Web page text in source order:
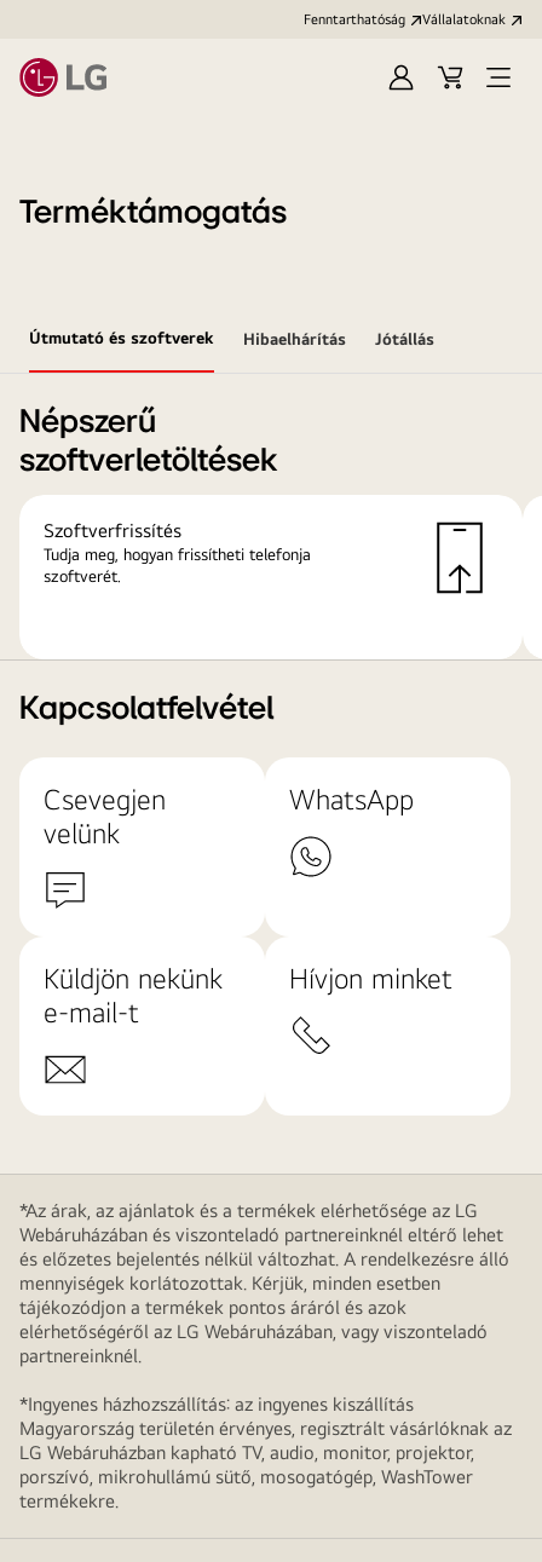
Fenntarthatóság Vállalatoknak
Bejelentkezés
KosárMenü
Terméktámogatás
Útmutató és szoftverek Hibaelhárítás Jótállás
Népszerű
szoftverletöltések
Szoftverfrissítés
Tudja meg, hogyan frissítheti telefonja
szoftverét.
Kapcsolatfelvétel
Csevegjen
velünk
WhatsApp
Küldjön nekünk
e-mail-t
Hívjon minket
*Az árak, az ajánlatok és a termékek elérhetősége az LG
Webáruházában és viszonteladó partnereinknél eltérő lehet
és előzetes bejelentés nélkül változhat. A rendelkezésre álló
mennyiségek korlátozottak. Kérjük, minden esetben
tájékozódjon a termékek pontos áráról és azok
elérhetőségéről az LG Webáruházában, vagy viszonteladó
partnereinknél.
*Ingyenes házhozszállítás: az ingyenes kiszállítás
Magyarország területén érvényes, regisztrált vásárlóknak az
LG Webáruházban kapható TV, audio, monitor, projektor,
porszívó, mikrohullámú sütő, mosogatógép, WashTower
termékekre.